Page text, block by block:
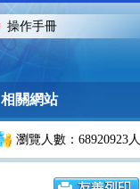
操作手冊
相關網站
瀏覽人數：68920923人